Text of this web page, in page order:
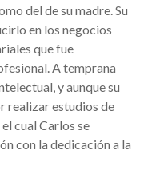
del de su madre. Su
en los negocios
que fue
A temprana
y aunque su
realizar estudios de
cual Carlos se
con la dedicación a la